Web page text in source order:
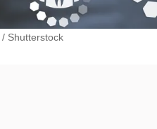
/ Shutterstock